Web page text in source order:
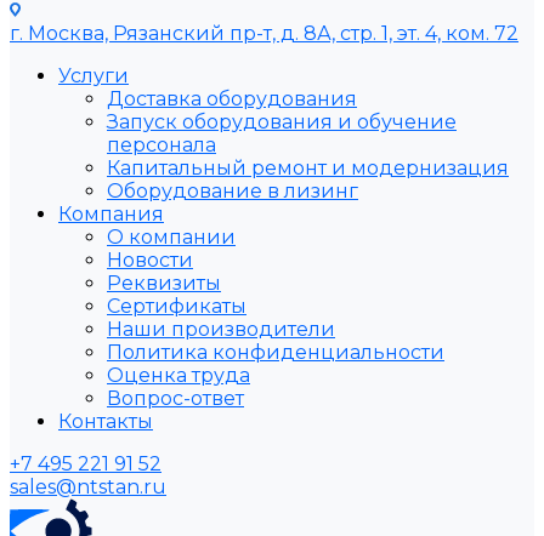
г. Москва, Рязанский пр-т, д. 8А, стр. 1, эт. 4, ком. 72
Услуги
Доставка оборудования
Запуск оборудования и обучение
персонала
Капитальный ремонт и модернизация
Оборудование в лизинг
Компания
О компании
Новости
Реквизиты
Сертификаты
Наши производители
Политика конфиденциальности
Оценка труда
Вопрос-ответ
Контакты
+7 495 221 91 52
sales@ntstan.ru